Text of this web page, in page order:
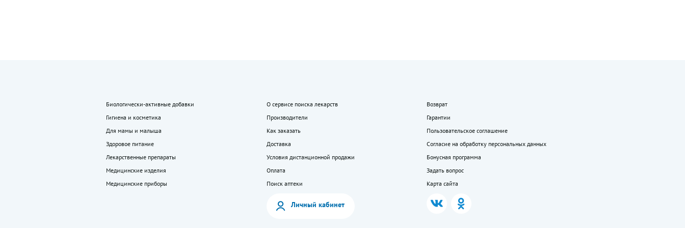
Биологически-активные добавки
Гигиена и косметика
Для мамы и малыша
Здоровое питание
Лекарственные препараты
Медицинские изделия
Медицинские приборы
О сервисе поиска лекарств
Производители
Как заказать
Доставка
Условия дистанционной продажи
Оплата
Поиск аптеки
Возврат
Гарантии
Пользовательское соглашение
Согласие на обработку персональных данных
Бонусная программа
Задать вопрос
Карта сайта
Личный кабинет